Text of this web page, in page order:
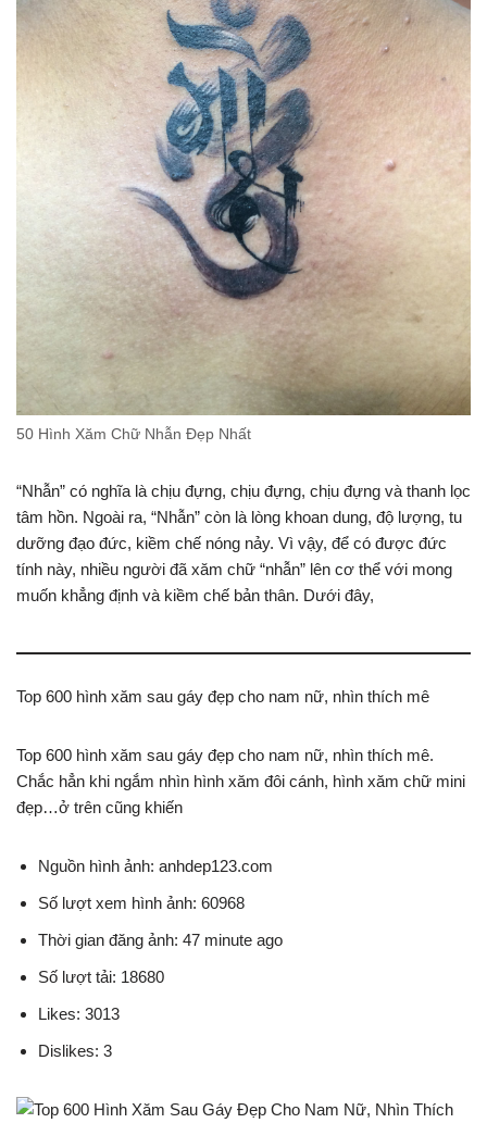
50 Hình Xăm Chữ Nhẫn Đẹp Nhất
“Nhẫn” có nghĩa là chịu đựng, chịu đựng, chịu đựng và thanh lọc
tâm hồn. Ngoài ra, “Nhẫn” còn là lòng khoan dung, độ lượng, tu
dưỡng đạo đức, kiềm chế nóng nảy. Vì vậy, để có được đức
tính này, nhiều người đã xăm chữ “nhẫn” lên cơ thể với mong
muốn khẳng định và kiềm chế bản thân. Dưới đây,
Top 600 hình xăm sau gáy đẹp cho nam nữ, nhìn thích mê
Top 600 hình xăm sau gáy đẹp cho nam nữ, nhìn thích mê.
Chắc hẳn khi ngắm nhìn hình xăm đôi cánh, hình xăm chữ mini
đẹp…ở trên cũng khiến
Nguồn hình ảnh: anhdep123.com
Số lượt xem hình ảnh: 60968
Thời gian đăng ảnh: 47 minute ago
Số lượt tải: 18680
Likes: 3013
Dislikes: 3